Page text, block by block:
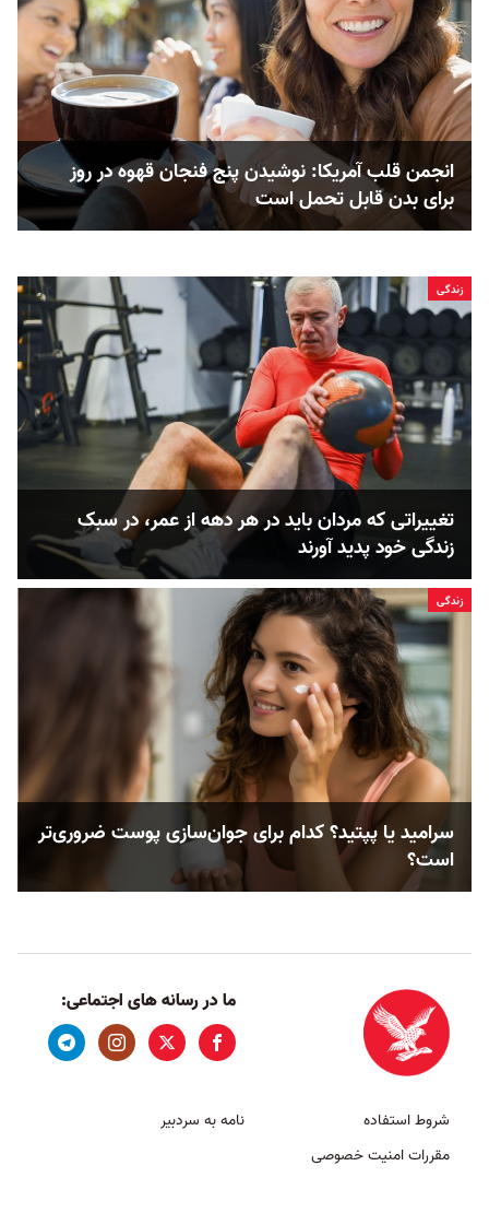
انجمن قلب آمریکا: نوشیدن پنج فنجان قهوه در روز
برای بدن قابل ‌تحمل است
زندگی
تغییراتی که مردان باید در هر دهه از عمر، در سبک
زندگی خود پدید آورند
زندگی
سرامید یا پپتید؟ کدام‌‌ برای جوان‌سازی پوست ضروری‌تر
است؟
ما در رسانه های اجتماعی:
شروط استفاده
مقررات امنیت خصوصی
نامه به سردبیر